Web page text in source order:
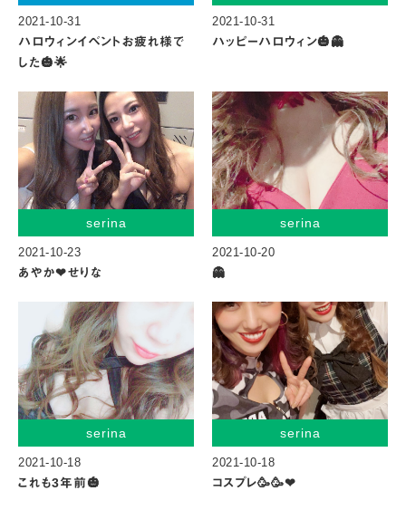
2021-10-31
ハロウィンイベントお疲れ様で
した🎃🌟
2021-10-31
ハッピーハロウィン🎃👻
serina
2021-10-23
あやか❤︎せりな
serina
2021-10-20
👻
serina
2021-10-18
これも3年前🎃
serina
2021-10-18
コスプレ🥳🥳❤︎